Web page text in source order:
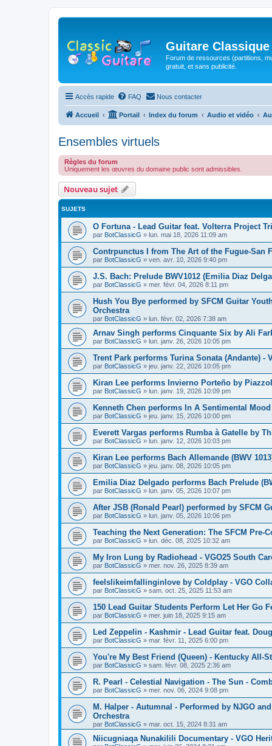
Guitare Classique
Forum de ressources (partitions,
gratuit, et sans publicité.
Accès rapide FAQ Nous contacter
Accueil Portail Index du forum Audio et vidéo
Ensembles virtuels
Règles du forum
Uniquement les œuvres du domaine public sont admissibles.
Nouveau sujet
SUJETS
O Fortuna - Lead Guitar feat. Volterra Project
par BotClassicG » lun. mai 18, 2026 11:09 am
Contrpunctus I from The Art of the Fugue-San
par BotClassicG » ven. avr. 10, 2026 9:40 pm
J.S. Bach: Prelude BWV1012 (Emilia Diaz
par BotClassicG » mer. févr. 04, 2026 8:11 pm
Hush You Bye performed by SFCM Guitar
Orchestra
par BotClassicG » lun. févr. 02, 2026 7:38 am
Arnav Singh performs Cinquante Six by Ali
par BotClassicG » lun. janv. 26, 2026 10:05 pm
Trent Park performs Turina Sonata (Andante) -
par BotClassicG » jeu. janv. 22, 2026 10:05 pm
Kiran Lee performs Invierno Porteño by
par BotClassicG » lun. janv. 19, 2026 10:09 pm
Kenneth Chen performs In A Sentimental
par BotClassicG » jeu. janv. 15, 2026 10:00 pm
Everett Vargas performs Rumba à Gatelle by
par BotClassicG » lun. janv. 12, 2026 10:03 pm
Kiran Lee performs Bach Allemande (BWV
par BotClassicG » jeu. janv. 08, 2026 10:05 pm
Emilia Diaz Delgado performs Bach Prelude
par BotClassicG » lun. janv. 05, 2026 10:07 pm
After JSB (Ronald Pearl) performed by SFCM
par BotClassicG » lun. janv. 05, 2026 10:06 pm
Teaching the Next Generation: The SFCM
par BotClassicG » lun. déc. 08, 2025 10:32 am
My Iron Lung by Radiohead - VGO25 South
par BotClassicG » mer. nov. 26, 2025 8:39 am
feelslikeimfallinginlove by Coldplay - VGO
par BotClassicG » sam. oct. 25, 2025 11:53 am
150 Lead Guitar Students Perform Let Her Go
par BotClassicG » mer. juin 18, 2025 9:15 am
Led Zeppelin - Kashmir - Lead Guitar feat.
par BotClassicG » mar. févr. 11, 2025 6:00 pm
You're My Best Friend (Queen) - Kentucky All-
par BotClassicG » sam. févr. 08, 2025 2:36 am
R. Pearl - Celestial Navigation - The Sun -
par BotClassicG » mer. nov. 06, 2024 9:08 pm
M. Halper - Autumnal - Performed by NJGO
Orchestra
par BotClassicG » mar. oct. 15, 2024 8:31 am
Niicugniaqa Nunakilili Documentary - VGO